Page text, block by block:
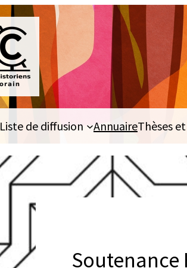
Liste de diffusion AnnuaireThèses
Soutenance